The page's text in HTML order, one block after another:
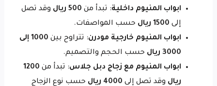
ابواب المنيوم داخلية: تبدأ من 500 ريال
وقد تصل
إلى 1500 ريال
حسب المواصفات.
ابواب المنيوم خارجية مودرن: تتراوح بين
1000 إلى
3000 ريال
حسب الحجم والتصميم.
ابواب المنيوم مع زجاج دبل جلاس: تبدأ من 1200
ريال وقد تصل إلى 4000 ريال
حسب نوع الزجاج